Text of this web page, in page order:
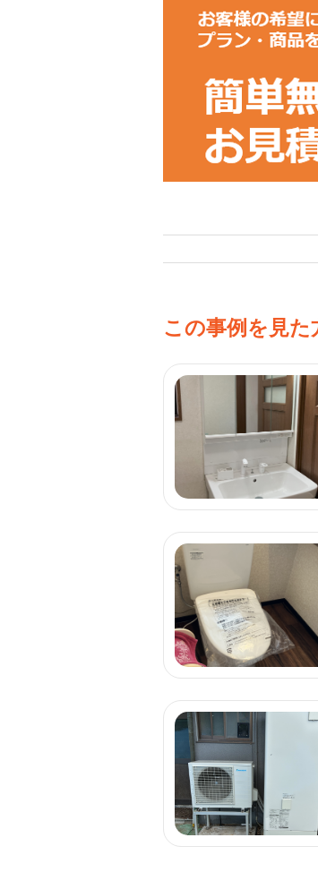
この事例を見